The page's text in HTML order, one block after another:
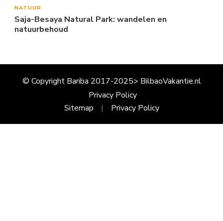
NATUUR
Saja-Besaya Natural Park: wandelen en
natuurbehoud
© Copyright Bariba 2017-2025> BilbaoVakantie.nl
Privacy Policy
Sitemap
Privacy Policy